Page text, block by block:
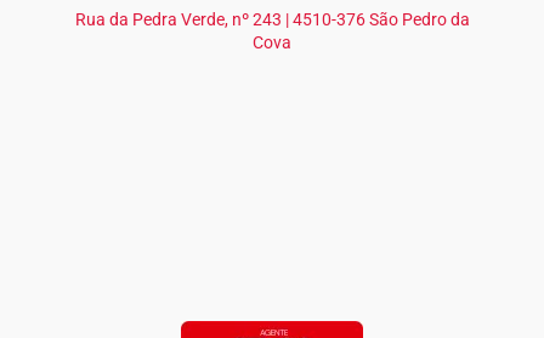
Rua da Pedra Verde, nº 243 | 4510-376 São Pedro da
Cova